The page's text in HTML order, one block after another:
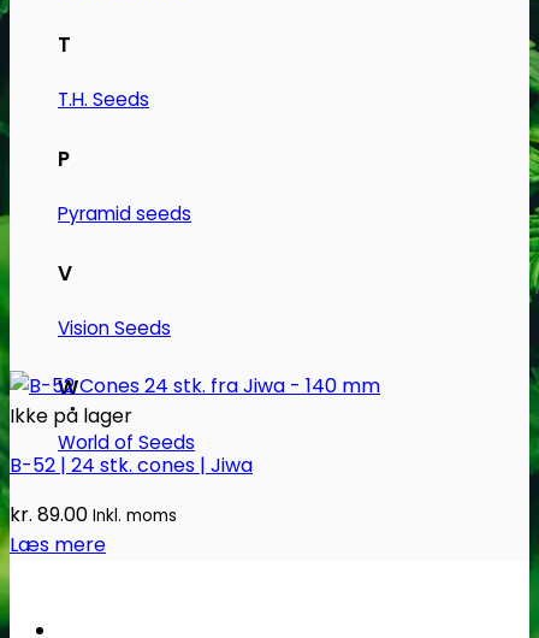
T
T.H. Seeds
P
Pyramid seeds
V
Vision Seeds
W
World of Seeds
Ikke på lager
B-52 | 24 stk. cones | Jiwa
kr. 89.00 Inkl. moms
Læs mere